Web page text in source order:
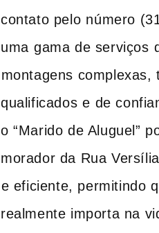
contato pelo ⁣número
uma ⁣gama de serviços
⁢montagens
qualificados⁤ e de​
o “Marido de Aluguel”
morador da Rua
⁣e eficiente, permitindo
realmente importa ​na